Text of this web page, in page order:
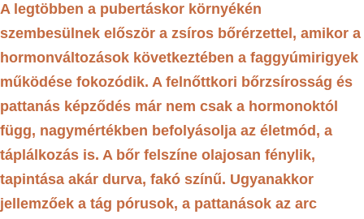
A legtöbben a pubertáskor környékén
szembesülnek először a zsíros bőrérzettel, amikor a
hormonváltozások következtében a faggyúmirigyek
működése fokozódik. A felnőttkori bőrzsírosság és
pattanás képződés már nem csak a hormonoktól
függ, nagymértékben befolyásolja az életmód, a
táplálkozás is. A bőr felszíne olajosan fénylik,
tapintása akár durva, fakó színű. Ugyanakkor
jellemzőek a tág pórusok, a pattanások az arc